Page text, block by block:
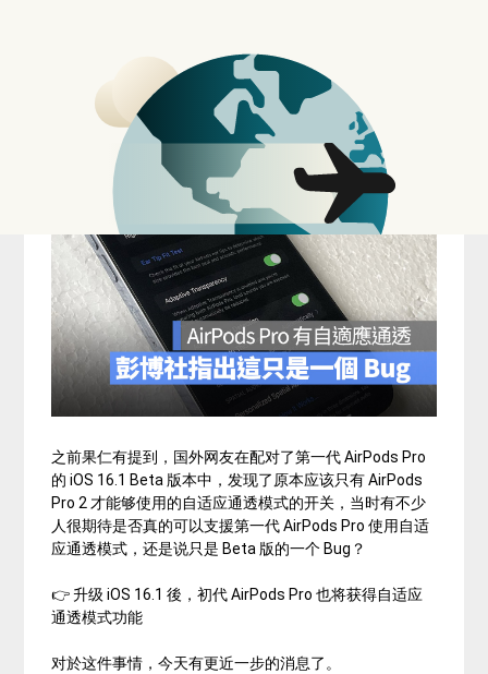
之前果仁有提到，国外网友在配对了第一代 AirPods Pro
的 iOS 16.1 Beta 版本中，发现了原本应该只有 AirPods
Pro 2 才能够使用的自适应通透模式的开关，当时有不少
人很期待是否真的可以支援第一代 AirPods Pro 使用自适
应通透模式，还是说只是 Beta 版的一个 Bug？
👉 升级 iOS 16.1 後，初代 AirPods Pro 也将获得自适应
通透模式功能
对於这件事情，今天有更近一步的消息了。